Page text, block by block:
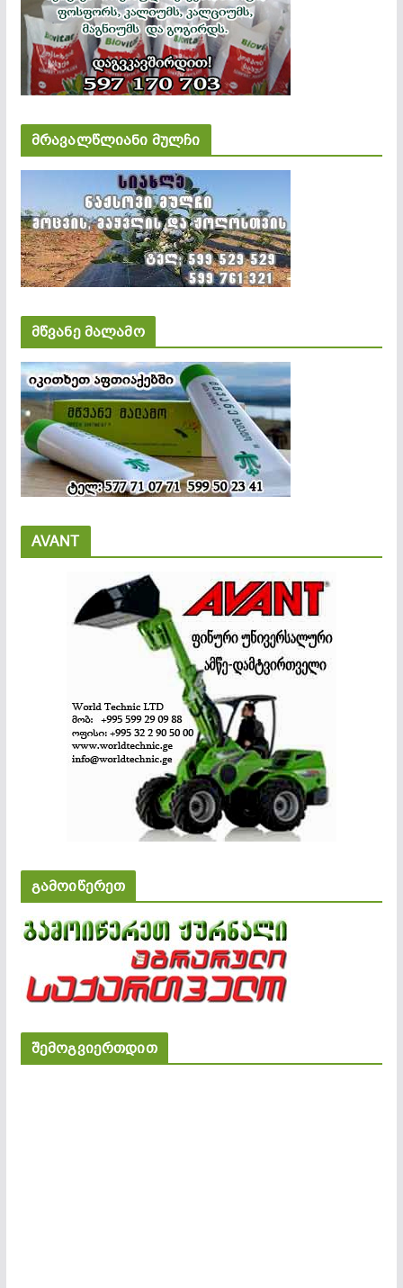
მრავალწლიანი მულჩი
მწვანე მალამო
AVANT
გამოიწერეთ
შემოგვიერთდით